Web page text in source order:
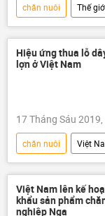
chăn nuôi Thế
xuất khẩu
Hiệu ứng thua lỗ
lợn ở Việt Nam
17 Tháng Sáu
chăn nuôi Việt
dịch tả lợn Châu Phi
Việt Nam lên kế
khẩu sản phẩm
nghiệp Nga